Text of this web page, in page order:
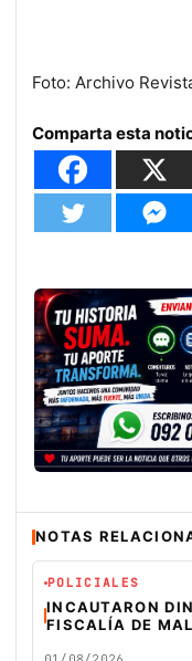
Foto: Archivo
Comparta esta
NOTAS
POLICIALES
INCAUTARON
FISCALÍA DE